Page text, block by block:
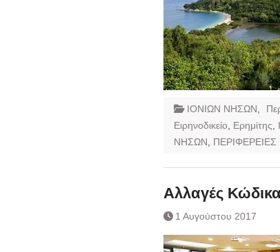
ΙΟΝΙΩΝ ΝΗΣΩΝ
Ειρηνοδικείο
Ερημίτης
ΝΗΣΩΝ
ΠΕΡΙΦΕΡΕΙΕΣ
Αλλαγές
1 Αυγούστου 2017